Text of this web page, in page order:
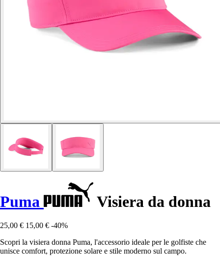
Puma Visiera da donna
25,00 € 15,00 € -40%
Scopri la visiera donna Puma, l'accessorio ideale per le golfiste che
unisce comfort, protezione solare e stile moderno sul campo.